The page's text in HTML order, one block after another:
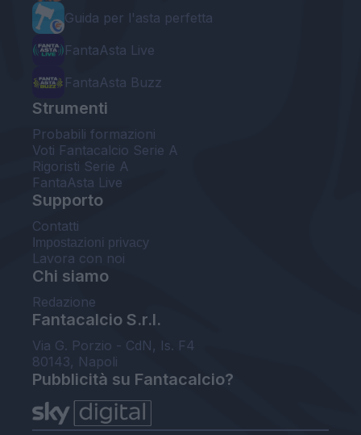
Guida per l'asta perfetta
FantaAsta Live
FantaAsta Buzz
Strumenti
Probabili formazioni
Voti Fantacalcio Serie A
Rigoristi Serie A
FantaAsta Live
Supporto
Contatti
Impostazioni privacy
Lavora con noi
Chi siamo
Redazione
Fantacalcio S.r.l.
Via G. Porzio - CdN, Is. F4
80143, Napoli
Pubblicità su Fantacalcio?